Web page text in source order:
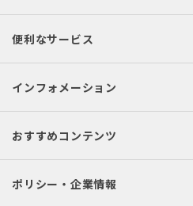
便利なサービス
インフォメーション
おすすめコンテンツ
ポリシー・企業情報